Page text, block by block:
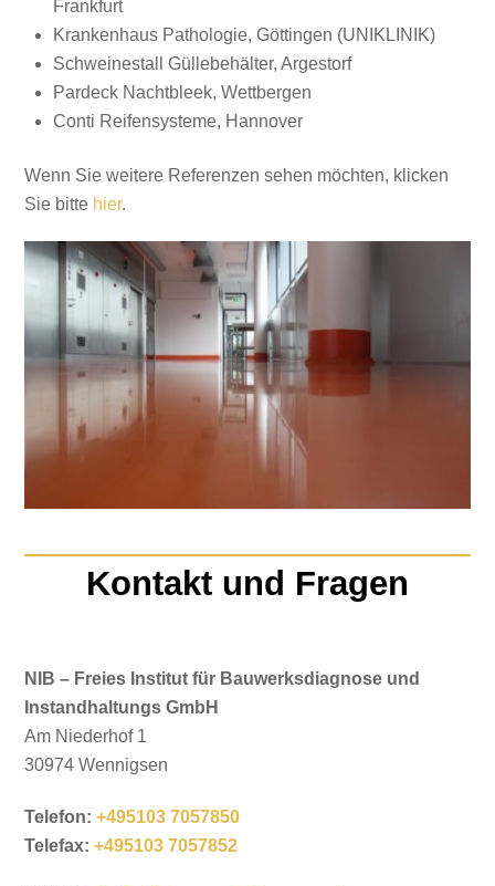
Frankfurt
Krankenhaus Pathologie, Göttingen (UNIKLINIK)
Schweinestall Güllebehälter, Argestorf
Pardeck Nachtbleek, Wettbergen
Conti Reifensysteme, Hannover
Wenn Sie weitere Referenzen sehen möchten, klicken
Sie bitte hier.
Kontakt und Fragen
NIB – Freies Institut für Bauwerksdiagnose und
Instandhaltungs GmbH
Am Niederhof 1
30974 Wennigsen
Telefon:+495103 7057850
Telefax:+495103 7057852